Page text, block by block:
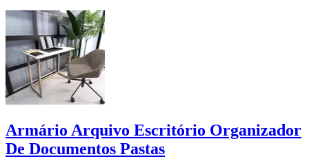
Armário Arquivo Escritório Organizador
De Documentos Pastas